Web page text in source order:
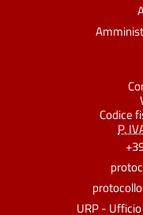
Codice
P.
URP -